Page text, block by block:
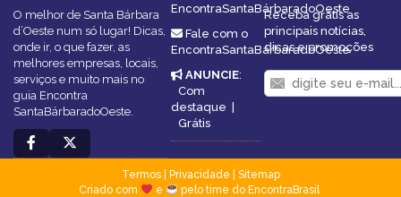
O melhor de Santa Bárbara
d’Oeste num só lugar! Dicas,
onde ir, o que fazer, as
melhores empresas, locais,
serviços e muito mais no
guia Encontra
SantaBárbaradoOeste.
EncontraSantaBárbaradoOeste
Fale com o
EncontraSantaBárbaradoOeste
ANUNCIE:
Com
destaque |
Grátis
Receba grátis as
principais notícias,
dicas e promoções
Termos| Privacidade
Sitemap
Criado com
e pelo time do EncontraBrasil